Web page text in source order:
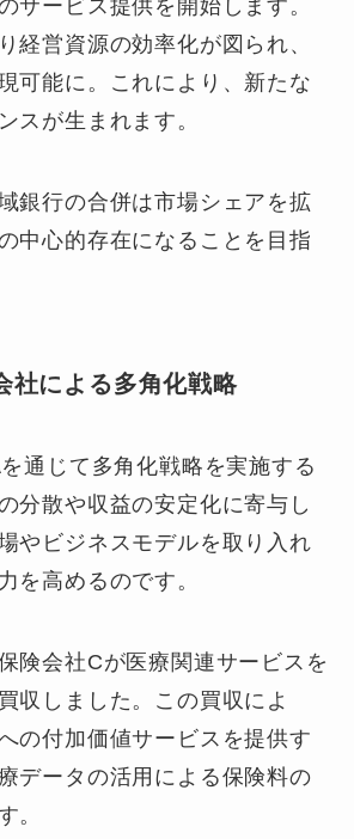
サービス提供を開始します。
経営資源の効率化が図られ、
可能に。これにより、新たな
スが生まれます。
銀行の合併は市場シェアを拡
中心的存在になることを目指
による多角化戦略
通じて多角化戦略を実施する
分散や収益の安定化に寄与し
やビジネスモデルを取り入れ
を高めるのです。
険会社Cが医療関連サービスを
収しました。この買収によ
の付加価値サービスを提供す
データの活用による保険料の
。